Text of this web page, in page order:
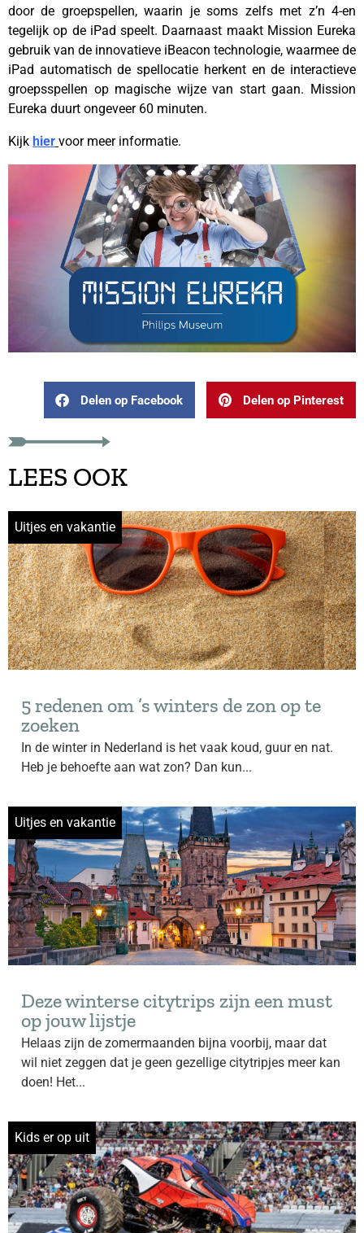
door de groepspellen, waarin je soms zelfs met z’n 4-en
tegelijk op de iPad speelt. Daarnaast maakt Mission Eureka
gebruik van de innovatieve iBeacon technologie, waarmee de
iPad automatisch de spellocatie herkent en de interactieve
groepsspellen op magische wijze van start gaan. Mission
Eureka duurt ongeveer 60 minuten.
Kijk hier voor meer informatie.
Delen op Facebook Delen op Pinterest
LEES OOK
Uitjes en vakantie
5 redenen om ’s winters de zon op te
zoeken
In de winter in Nederland is het vaak koud, guur en nat.
Heb je behoefte aan wat zon? Dan kun...
Uitjes en vakantie
Deze winterse citytrips zijn een must
op jouw lijstje
Helaas zijn de zomermaanden bijna voorbij, maar dat
wil niet zeggen dat je geen gezellige citytripjes meer kan
doen! Het...
Kids er op uit